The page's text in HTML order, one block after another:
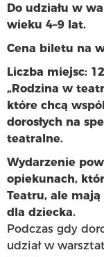
Do udziału w
wieku 4–9 lat.
Cena biletu na
Liczba miejsc: 12
„Rodzina w
które chcą
dorosłych na
teatralne.
Wydarzenie
opiekunach,
Teatru, ale
dla dziecka.
Podczas gdy
udział w